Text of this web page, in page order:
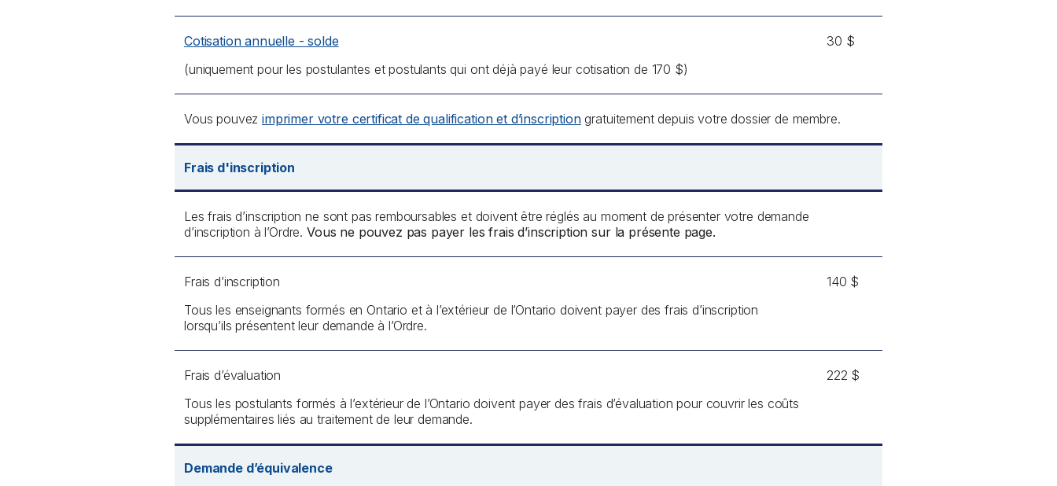
Cotisation annuelle - solde
(uniquement pour les postulantes et postulants qui ont déjà payé leur cotisation de 170 $)
30 $
Vous pouvezimprimer votre certificat de qualification et d’inscriptiongratuitement depuis votre dossier de membre.
Frais d'inscription
Les frais d’inscription ne sont pas remboursables et doivent être réglés au moment de présenter votre demande
d’inscription à l’Ordre. Vous ne pouvez pas payer les frais d’inscription sur la présente page.
Frais d’inscription
Tous les enseignants formés en Ontario et à l’extérieur de l’Ontario doivent payer des frais d’inscription
lorsqu’ils présentent leur demande à l’Ordre.
140 $
Frais d’évaluation
Tous les postulants formés à l’extérieur de l’Ontario doivent payer des frais d’évaluation pour couvrir les coûts
supplémentaires liés au traitement de leur demande.
222 $
Demande d’équivalence